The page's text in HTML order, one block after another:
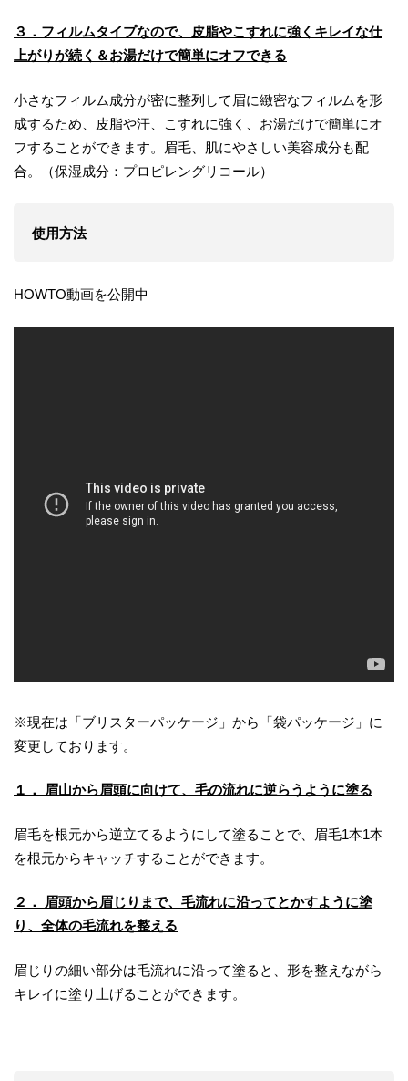
３．フィルムタイプなので、皮脂やこすれに強くキレイな仕
上がりが続く＆お湯だけで簡単にオフできる
小さなフィルム成分が密に整列して眉に緻密なフィルムを形
成するため、皮脂や汗、こすれに強く、お湯だけで簡単にオ
フすることができます。眉毛、肌にやさしい美容成分も配
合。（保湿成分：プロピレングリコール）
使用方法
HOWTO動画を公開中
※現在は「ブリスターパッケージ」から「袋パッケージ」に
変更しております。
１． 眉山から眉頭に向けて、毛の流れに逆らうように塗る
眉毛を根元から逆立てるようにして塗ることで、眉毛1本1本
を根元からキャッチすることができます。
２． 眉頭から眉じりまで、毛流れに沿ってとかすように塗
り、全体の毛流れを整える
眉じりの細い部分は毛流れに沿って塗ると、形を整えながら
キレイに塗り上げることができます。